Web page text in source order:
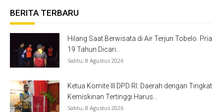
BERITA TERBARU
Hilang Saat Berwisata di Air Terjun Tobelo. Pria
19 Tahun Dicari...
Sabtu, 8 Agustus 2026
Ketua Komite III DPD RI: Daerah dengan Tingkat
Kemiskinan Tertinggi Harus...
Sabtu, 8 Agustus 2026